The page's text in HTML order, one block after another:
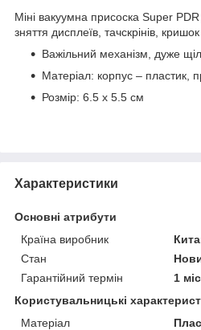
Міні вакуумна присоска Super
зняття дисплеїв, тачскрінів, кришок
Важільний механізм, дуже
Матеріал: корпус – пластик,
Розмір: 6.5 х 5.5 см
Характеристики
Основні атрибути
Країна виробник
Стан
Гарантійний термін
1 міс
Користувальницькі
Матеріал